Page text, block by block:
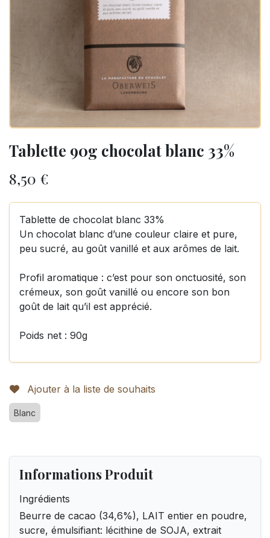
Tablette 90g chocolat blanc 33%
8,50 €
Tablette de chocolat blanc 33%
Un chocolat blanc d’une couleur claire et pure,
peu sucré, au goût vanillé et aux arômes de lait.
Profil aromatique : c’est pour son onctuosité, son
crémeux, son goût vanillé ou encore son bon
goût de lait qu’il est apprécié.
Poids net : 90g
Ajouter à la liste de souhaits
Blanc
Informations Produit
Ingrédients
Beurre de cacao (34,6%), LAIT entier en poudre,
sucre, émulsifiant: lécithine de SOJA, extrait